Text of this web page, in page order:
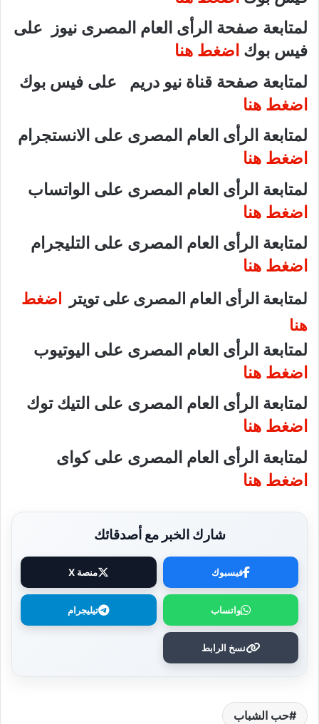
لمتابعة صفحة الرأى العام المصرى نيوز على
فيس بوك اضغط هنا
لمتابعة صفحة قناة نيو دريم على فيس بوك
اضغط هنا
لمتابعة الرأى العام المصرى على الانستجرام
اضغط هنا
لمتابعة الرأى العام المصرى على الواتساب
اضغط هنا
لمتابعة الرأى العام المصرى على التليجرام
اضغط هنا
لمتابعة الرأى العام المصرى على تويتر اضغط
هنا
لمتابعة الرأى العام المصرى على اليوتيوب
اضغط هنا
لمتابعة الرأى العام المصرى على التيك توك
اضغط هنا
لمتابعة الرأى العام المصرى على كواى
اضغط هنا
شارك الخبر مع أصدقائك
فيسبوك منصة X
واتساب تيليجرام
نسخ الرابط
حب الشباب